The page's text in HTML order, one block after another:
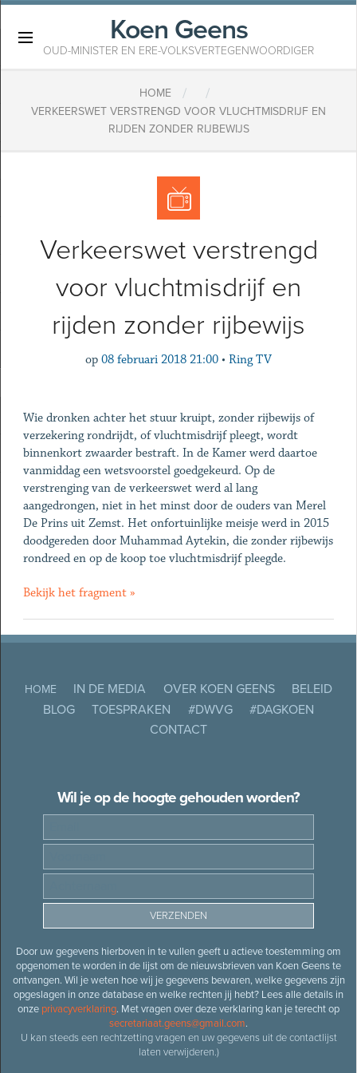
Koen Geens
OUD-MINISTER EN ERE-VOLKSVERTEGENWOORDIGER
HOME / /
VERKEERSWET VERSTRENGD VOOR VLUCHTMISDRIJF EN
RIJDEN ZONDER RIJBEWIJS
Verkeerswet verstrengd
voor vluchtmisdrijf en
rijden zonder rijbewijs
op 08 februari 2018 21:00 • Ring TV
Wie dronken achter het stuur kruipt, zonder rijbewijs of
verzekering rondrijdt, of vluchtmisdrijf pleegt, wordt
binnenkort zwaarder bestraft. In de Kamer werd daartoe
vanmiddag een wetsvoorstel goedgekeurd. Op de
verstrenging van de verkeerswet werd al lang
aangedrongen, niet in het minst door de ouders van Merel
De Prins uit Zemst. Het onfortuinlijke meisje werd in 2015
doodgereden door Muhammad Aytekin, die zonder rijbewijs
rondreed en op de koop toe vluchtmisdrijf pleegde.
Bekijk het fragment »
HOME IN DE MEDIA OVER KOEN GEENS
BELEID
BLOG
TOESPRAKEN #DWVG
#DAGKOEN
CONTACT
Wil je op de hoogte gehouden worden?
Door uw gegevens hierboven in te vullen geeft u actieve toestemming om
opgenomen te worden in de lijst om de nieuwsbrieven van Koen Geens te
ontvangen. Wil je weten hoe wij je gegevens bewaren, welke gegevens zijn
opgeslagen in onze database en welke rechten jij hebt? Lees alle details in
onze privacyverklaring. Met vragen over deze verklaring kan je terecht op
secretariaat.geens@gmail.com.
U kan steeds een rechtzetting vragen en uw gegevens uit de contactlijst
laten verwijderen.)